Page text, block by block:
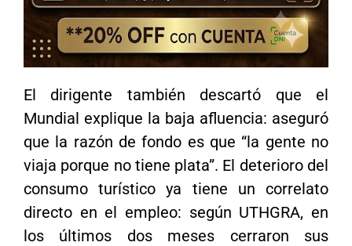
El dirigente también descartó que el
Mundial explique la baja afluencia: aseguró
que la razón de fondo es que “la gente no
viaja porque no tiene plata”. El deterioro del
consumo turístico ya tiene un correlato
directo en el empleo: según UTHGRA, en
los últimos dos meses cerraron sus